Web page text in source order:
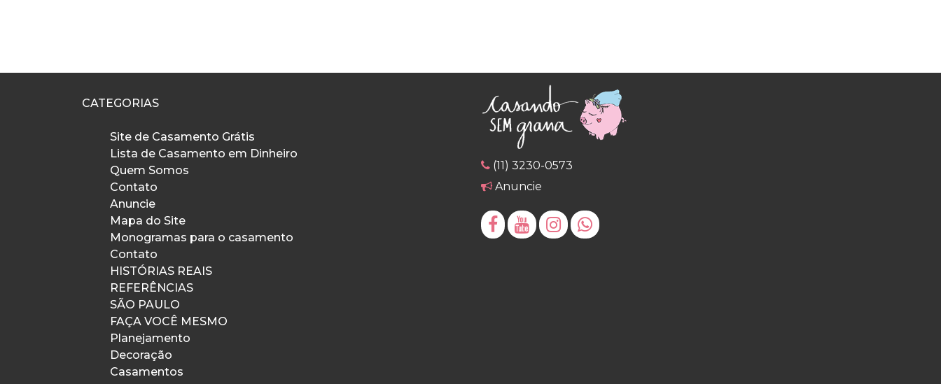
CATEGORIAS
Site de Casamento Grátis
Lista de Casamento em Dinheiro
Quem Somos
Contato
Anuncie
Mapa do Site
Monogramas para o casamento
Contato
HISTÓRIAS REAIS
REFERÊNCIAS
SÃO PAULO
FAÇA VOCÊ MESMO
Planejamento
Decoração
Casamentos
(11) 3230-0573
Anuncie